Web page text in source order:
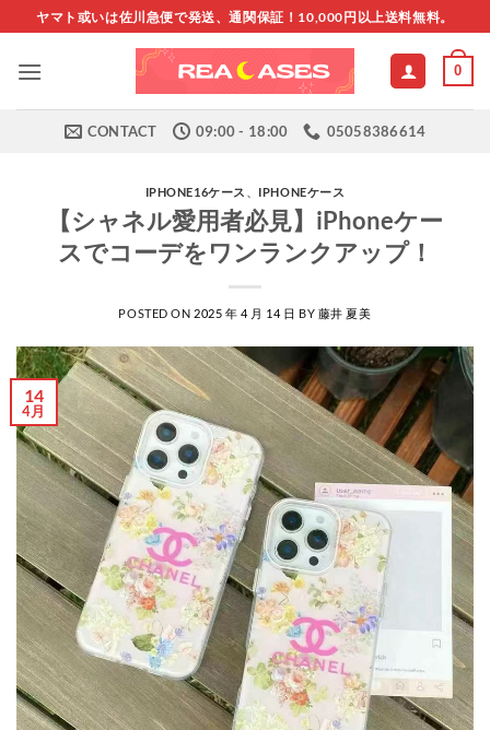
to
content
ヤマト或いは佐川急便で発送、通関保証！10,000円以上送料無料。
0
CONTACT 09:00 - 18:00 05058386614
IPHONE16ケース 、 IPHONEケース
【シャネル愛用者必見】iPhoneケー
スでコーデをワンランクアップ！
POSTED ON 2025 年 4 月 14 日 BY 藤井 夏美
14
4月